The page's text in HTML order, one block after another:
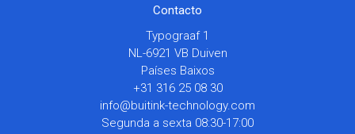
Contacto
Typograaf 1
NL-6921 VB Duiven
Países Baixos
+31 316 25 08 30
info@buitink-technology.com
Segunda a sexta 08:30-17:00